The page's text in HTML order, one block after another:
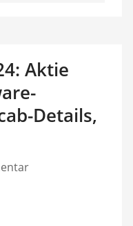
Aktie
Details,